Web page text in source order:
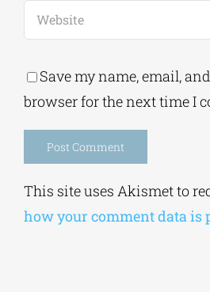
Save my name, email,
browser for the next time I
This site uses Akismet to
how your comment data is